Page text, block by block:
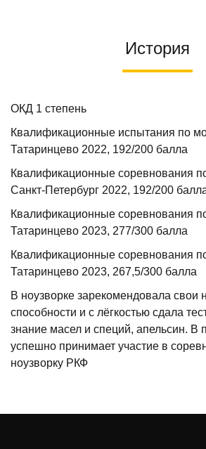
История
ОКД 1 степень
Квалификационные испытания по
Татаринцево 2022, 192/200 балла
Квалификационные соревнования
Санкт-Петербург 2022, 192/200
Квалификационные соревнования
Татаринцево 2023, 277/300 балла
Квалификационные соревнования
Татаринцево 2023, 267,5/300 балла
В ноузворке зарекомендовала свои
способности и с лёгкостью сдала
знание масел и специй, апельсин. В
успешно принимает участие в
ноузворку РКФ